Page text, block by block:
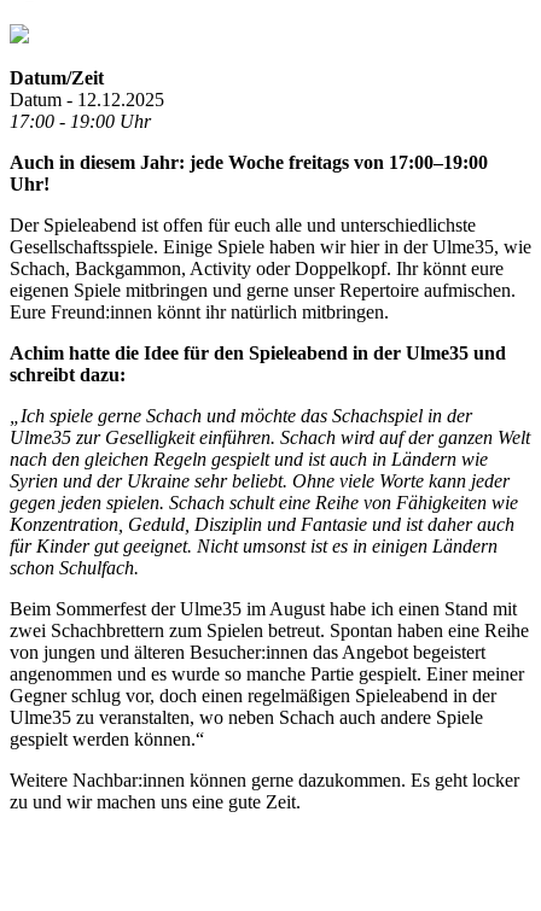
Datum/Zeit
Datum - 12.12.2025
17:00 - 19:00 Uhr
Auch in diesem Jahr: jede Woche freitags von 17:00–19:00
Uhr!
Der Spieleabend ist offen für euch alle und unterschiedlichste
Gesellschaftsspiele. Einige Spiele haben wir hier in der Ulme35, wie
Schach, Backgammon, Activity oder Doppelkopf. Ihr könnt eure
eigenen Spiele mitbringen und gerne unser Repertoire aufmischen.
Eure Freund:innen könnt ihr natürlich mitbringen.
Achim hatte die Idee für den Spieleabend in der Ulme35 und
schreibt dazu:
„Ich spiele gerne Schach und möchte das Schachspiel in der
Ulme35 zur Geselligkeit einführen. Schach wird auf der ganzen Welt
nach den gleichen Regeln gespielt und ist auch in Ländern wie
Syrien und der Ukraine sehr beliebt. Ohne viele Worte kann jeder
gegen jeden spielen. Schach schult eine Reihe von Fähigkeiten wie
Konzentration, Geduld, Disziplin und Fantasie und ist daher auch
für Kinder gut geeignet. Nicht umsonst ist es in einigen Ländern
schon Schulfach.
Beim Sommerfest der Ulme35 im August habe ich einen Stand mit
zwei Schachbrettern zum Spielen betreut. Spontan haben eine Reihe
von jungen und älteren Besucher:innen das Angebot begeistert
angenommen und es wurde so manche Partie gespielt. Einer meiner
Gegner schlug vor, doch einen regelmäßigen Spieleabend in der
Ulme35 zu veranstalten, wo neben Schach auch andere Spiele
gespielt werden können.“
Weitere Nachbar:innen können gerne dazukommen. Es geht locker
zu und wir machen uns eine gute Zeit.